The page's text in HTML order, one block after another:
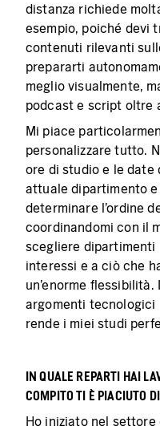
distanza richiede
esempio, poiché devi
contenuti rilevanti
prepararti
meglio visualmente,
podcast e script oltre
Mi piace
personalizzare tutto.
ore di studio e le date
attuale dipartimento
determinare l'ordine
coordinandomi con il
scegliere dipartimenti
interessi e a ciò che
un'enorme flessibilità.
argomenti tecnologici
rende i miei studi
IN QUALE REPARTI HAI
COMPITO TI È PIACIUTO
Ho iniziato nel